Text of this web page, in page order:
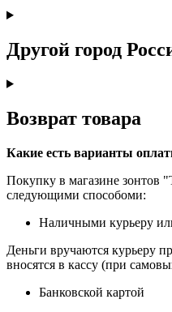
Другой город
Возврат товара
Какие есть варианты
Покупку в магазине зонтов
следующими способоми:
Наличными курьеру
Деньги вручаются курьеру
вносятся в кассу (при
Банковской картой